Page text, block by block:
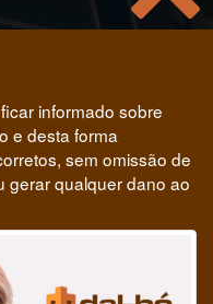
informado sobre
e desta forma
sem omissão de
gerar qualquer dano ao